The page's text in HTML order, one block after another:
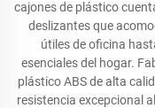
cajones de plástico
deslizantes que
útiles de oficina
esenciales del hogar.
plástico ABS de alta
resistencia excepcional